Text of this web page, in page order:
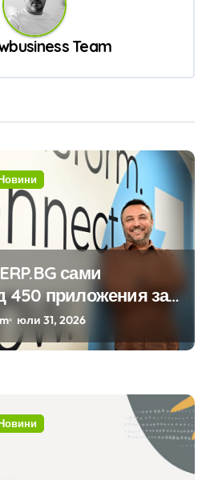
Team
сами
450 приложения за
с помощта на
изкуствен
юли 31, 2026